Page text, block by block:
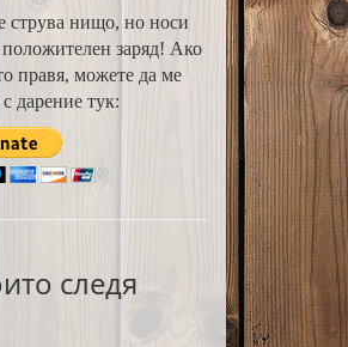
струва нищо, но носи
заряд! Ако
правя, можете да ме
дарение тук:
следя